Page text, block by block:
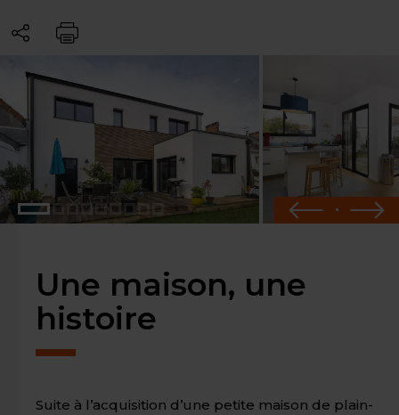
PartagerImprimer
Une maison, une
histoire
Suite à l’acquisition d’une petite maison de plain-